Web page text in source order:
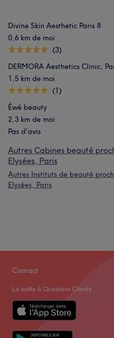
Divine Skin Aesthetic Paris 8
0,6 km de moi
(3)
1,5 km de moi
(1)
Éwé beauty
2,3 km de moi
Pas d'avis
Autres Cabines beauté
Elysées, Paris
Autres Instituts de beauté
Elysées, Paris
Contact
La boîte à Questions Clients